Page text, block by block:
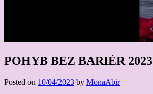
POHYB BEZ BARIÉR 2023
Posted on 10/04/2023 by MonaAbir